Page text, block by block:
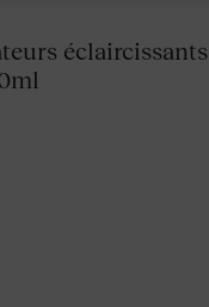
éclaircissants